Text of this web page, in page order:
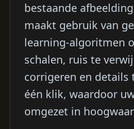
bestaande
maakt gebruik van
learning-algoritmen
schalen, ruis te
corrigeren en details
één klik, waardoor
omgezet in